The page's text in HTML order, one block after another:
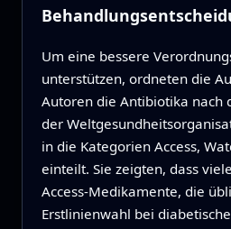
Um eine bessere
unterstützen, ordneten die
Autoren die Antibiotika nach
der
in die Kategorien Access,
einteilt. Sie zeigten, dass viele
Access‑Medikamente, die
Erstlinienwahl bei